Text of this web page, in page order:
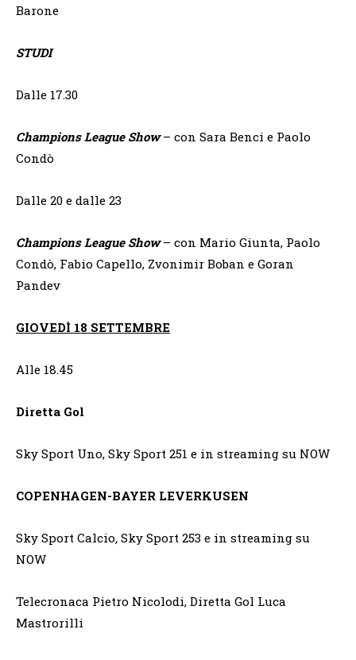
Barone
STUDI
Dalle 17.30
Champions League Show – con Sara Benci e Paolo
Condò
Dalle 20 e dalle 23
Champions League Show – con Mario Giunta, Paolo
Condò, Fabio Capello, Zvonimir Boban e Goran
Pandev
GIOVEDÌ 18 SETTEMBRE
Alle 18.45
Diretta Gol
Sky Sport Uno, Sky Sport 251 e in streaming su NOW
COPENHAGEN-BAYER LEVERKUSEN
Sky Sport Calcio, Sky Sport 253 e in streaming su
NOW
Telecronaca Pietro Nicolodi, Diretta Gol Luca
Mastrorilli